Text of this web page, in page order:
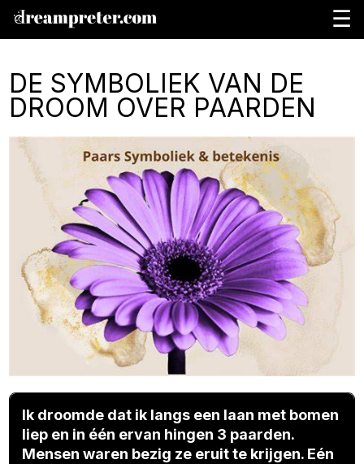
☰
DE SYMBOLIEK VAN DE
DROOM OVER PAARDEN
Ik droomde dat ik langs een laan met bomen
liep en in één ervan hingen 3 paarden.
Mensen waren bezig ze eruit te krijgen. Eén